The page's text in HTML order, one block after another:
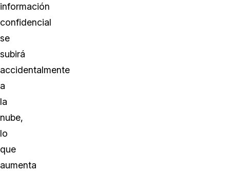
información
confidencial
se
subirá
accidentalmente
a
la
nube,
lo
que
aumenta